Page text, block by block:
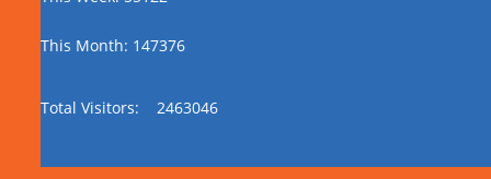
This Month: 147376
Total Visitors: 2463046